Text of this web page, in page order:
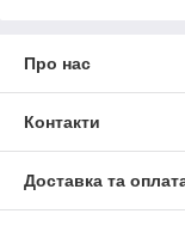
Про нас
Контакти
Доставка та